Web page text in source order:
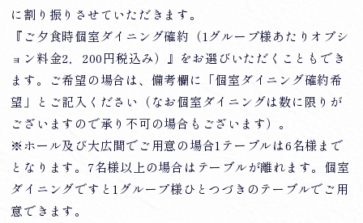
に割り振りさせていただきます。
『ご夕食時個室ダイニング確約（1グループ様あたりオプシ
ョン料金2，200円税込み）』をお選びいただくこともでき
ます。ご希望の場合は、備考欄に「個室ダイニング確約希
望」とご記入ください（なお個室ダイニングは数に限りが
ございますので承り不可の場合もございます）。
※ホール及び大広間でご用意の場合1テーブルは6名様まで
となります。7名様以上の場合はテーブルが離れます。個室
ダイニングですと1グループ様ひとつづきのテーブルでご用
意できます。